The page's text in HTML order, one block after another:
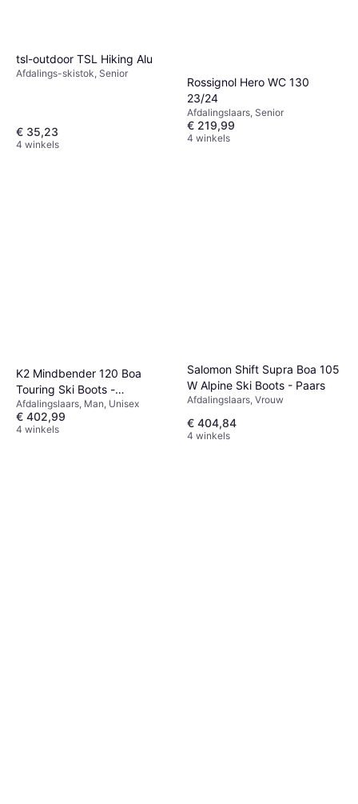
tsl-outdoor TSL Hiking Alu
Afdalings-skistok, Senior
€ 35,23
4 winkels
Rossignol Hero WC 130
23/24
Afdalingslaars, Senior
€ 219,99
4 winkels
K2 Mindbender 120 Boa
Touring Ski Boots -
Blauw/Bruin
Afdalingslaars, Man, Unisex
€ 402,99
4 winkels
Salomon Shift Supra Boa 105
W Alpine Ski Boots - Paars
Afdalingslaars, Vrouw
€ 404,84
4 winkels